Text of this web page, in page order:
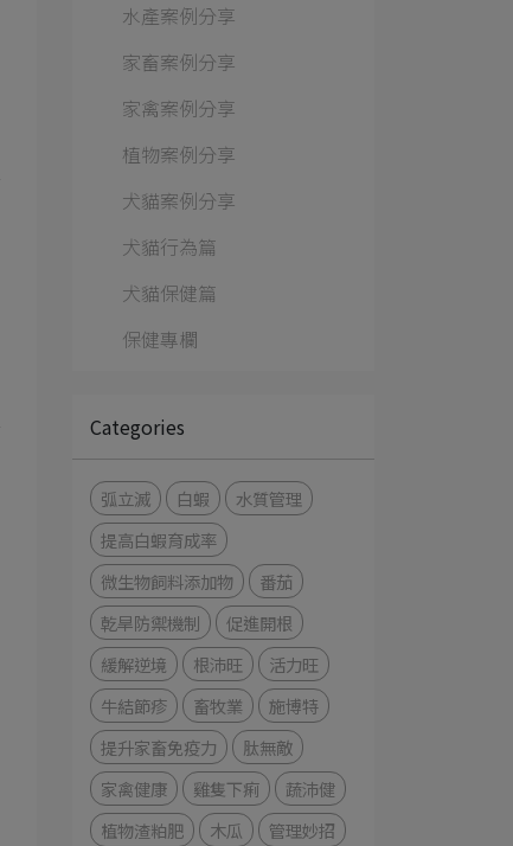
水產案例分享
家畜案例分享
家禽案例分享
植物案例分享
犬貓案例分享
犬貓行為篇
犬貓保健篇
保健專欄
Categories
弧立滅 白蝦
水質管理
提高白蝦育成率
微生物飼料添加物
番茄
乾旱防禦機制
促進開根
緩解逆境
根沛旺
活力旺
牛結節疹
畜牧業
施博特
提升家畜免疫力
肽無敵
家禽健康
雞隻下痢
蔬沛健
植物渣粕肥
木瓜
管理妙招